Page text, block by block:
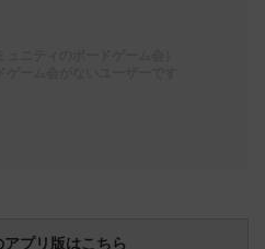
プリ版はこちら